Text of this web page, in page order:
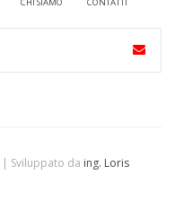
Sviluppato da ing. Loris